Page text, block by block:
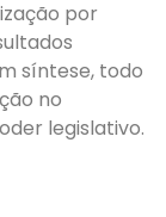
por
síntese, todo
no
legislativo.